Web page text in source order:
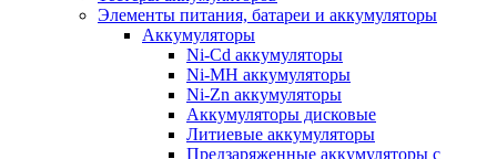
Элементы питания, батареи и аккумуляторы
Аккумуляторы
Ni-Cd аккумуляторы
Ni-MH аккумуляторы
Ni-Zn аккумуляторы
Аккумуляторы дисковые
Литиевые аккумуляторы
Предзаряженные аккумуляторы с